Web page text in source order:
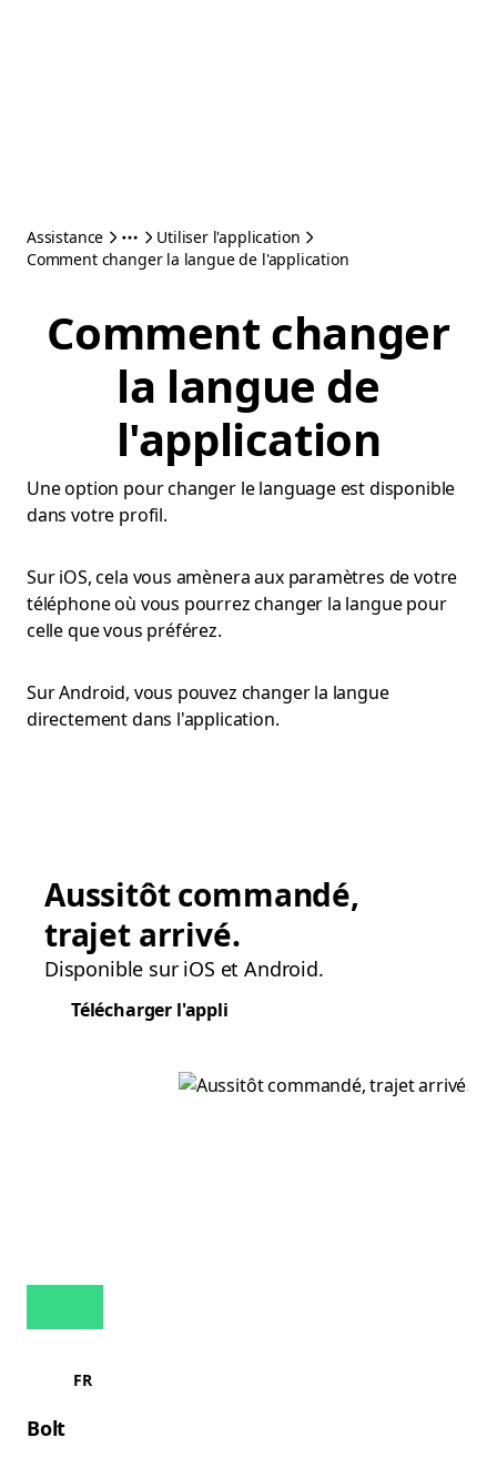
Assistance
Utiliser l'application
Comment changer la langue de l'application
Comment changer
la langue de
l'application
Une option pour changer le language est disponible
dans votre profil.
Sur iOS, cela vous amènera aux paramètres de votre
téléphone où vous pourrez changer la langue pour
celle que vous préférez.
Sur Android, vous pouvez changer la langue
directement dans l'application.
Aussitôt commandé,
trajet arrivé.
Disponible sur iOS et Android.
Télécharger l'appli
FR
Bolt